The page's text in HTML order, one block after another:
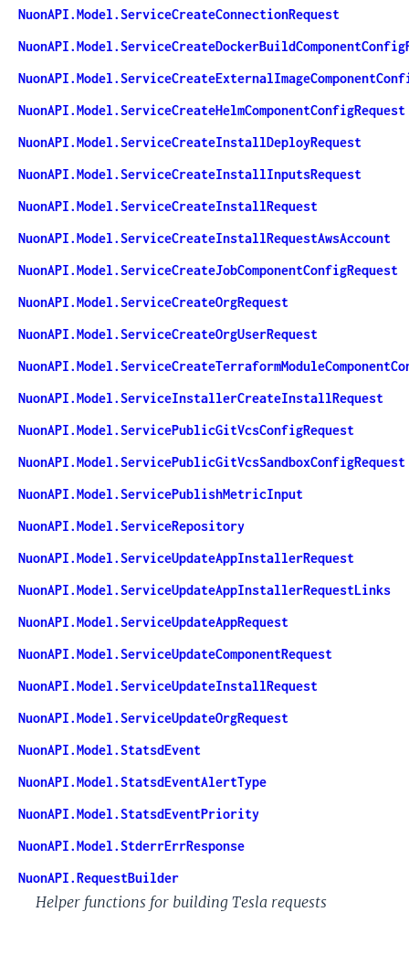
NuonAPI.Model.ServiceCreateConnectionRequest
NuonAPI.Model.ServiceCreateHelmComponentConfigRequest
NuonAPI.Model.ServiceCreateInstallDeployRequest
NuonAPI.Model.ServiceCreateInstallInputsRequest
NuonAPI.Model.ServiceCreateInstallRequest
NuonAPI.Model.ServiceCreateInstallRequestAwsAccount
NuonAPI.Model.ServiceCreateJobComponentConfigRequest
NuonAPI.Model.ServiceCreateOrgRequest
NuonAPI.Model.ServiceCreateOrgUserRequest
NuonAPI.Model.ServiceInstallerCreateInstallRequest
NuonAPI.Model.ServicePublicGitVcsConfigRequest
NuonAPI.Model.ServicePublicGitVcsSandboxConfigRequest
NuonAPI.Model.ServicePublishMetricInput
NuonAPI.Model.ServiceRepository
NuonAPI.Model.ServiceUpdateAppInstallerRequest
NuonAPI.Model.ServiceUpdateAppInstallerRequestLinks
NuonAPI.Model.ServiceUpdateAppRequest
NuonAPI.Model.ServiceUpdateComponentRequest
NuonAPI.Model.ServiceUpdateInstallRequest
NuonAPI.Model.ServiceUpdateOrgRequest
NuonAPI.Model.StatsdEvent
NuonAPI.Model.StatsdEventAlertType
NuonAPI.Model.StatsdEventPriority
NuonAPI.Model.StderrErrResponse
NuonAPI.RequestBuilder
Helper functions for building Tesla requests